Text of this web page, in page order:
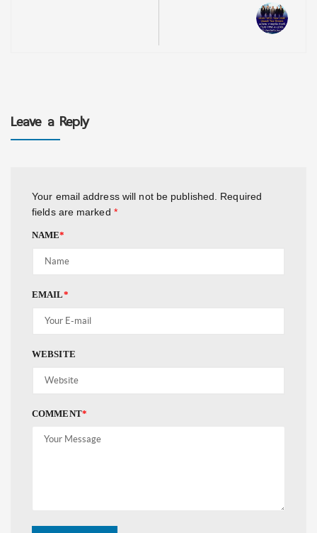
Leave a Reply
Your email address will not be published.
Required
fields are marked *
NAME*
EMAIL*
WEBSITE
COMMENT*